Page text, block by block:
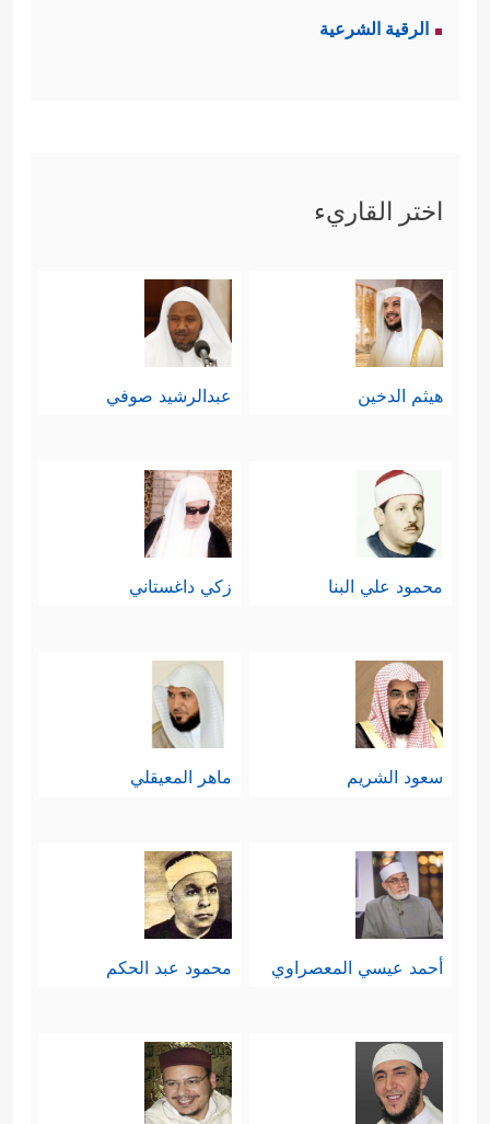
الرقية الشرعية
اختر القاريء
هيثم الدخين عبدالرشيد صوفي
محمود علي البنا زكي داغستاني
سعود الشريم ماهر المعيقلي
أحمد عيسي المعصراوي محمود عبد الحكم